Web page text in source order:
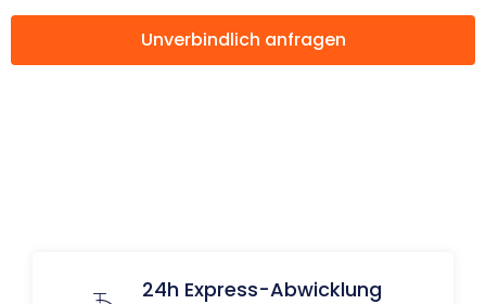
Unverbindlich anfragen
24h Express-Abwicklung